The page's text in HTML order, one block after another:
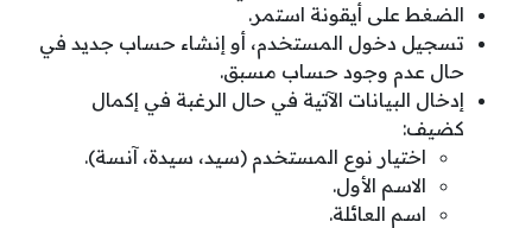
الضغط على أيقونة استمر.
تسجيل دخول المستخدم، أو إنشاء حساب جديد في
حال عدم وجود حساب مسبق.
إدخال البيانات الآتية في حال الرغبة في إكمال
كضيف:
اختيار نوع المستخدم (سيد، سيدة، آنسة).
الاسم الأول.
اسم العائلة.